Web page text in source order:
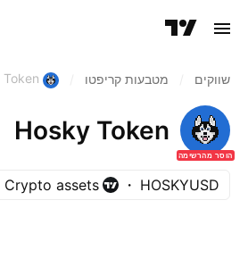
שווקים מטבעות קריפטו Token
הוסר מהרשימה
Hosky Token
HOSKYUSD
Crypto assets